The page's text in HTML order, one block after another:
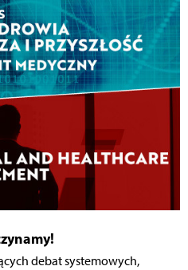
debat systemowych,